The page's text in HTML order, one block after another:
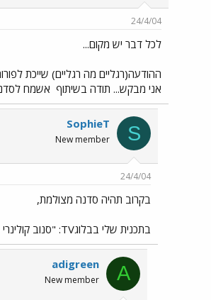
24/4/04
לכל דבר יש מקום...
ההודעה(רגליים מה רגליים) שייכת
אני מבקש... תודה בשיתוף אשמח
S
SophieT
New member
24/4/04
בקרוב תהיה סדנה מצולמת,
בתכנית שלי בבלוגTV: "סנוב קולינרי - פטריות" סופי.
A
adigreen
New member